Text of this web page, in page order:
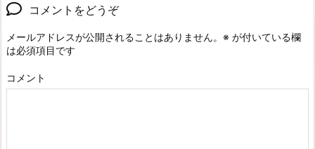
コメントをどうぞ
メールアドレスが公開されることはありません。 ※ が付いている欄
は必須項目です
コメント